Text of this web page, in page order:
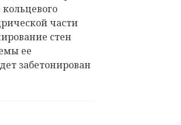
части
стен
ее
забетонирован